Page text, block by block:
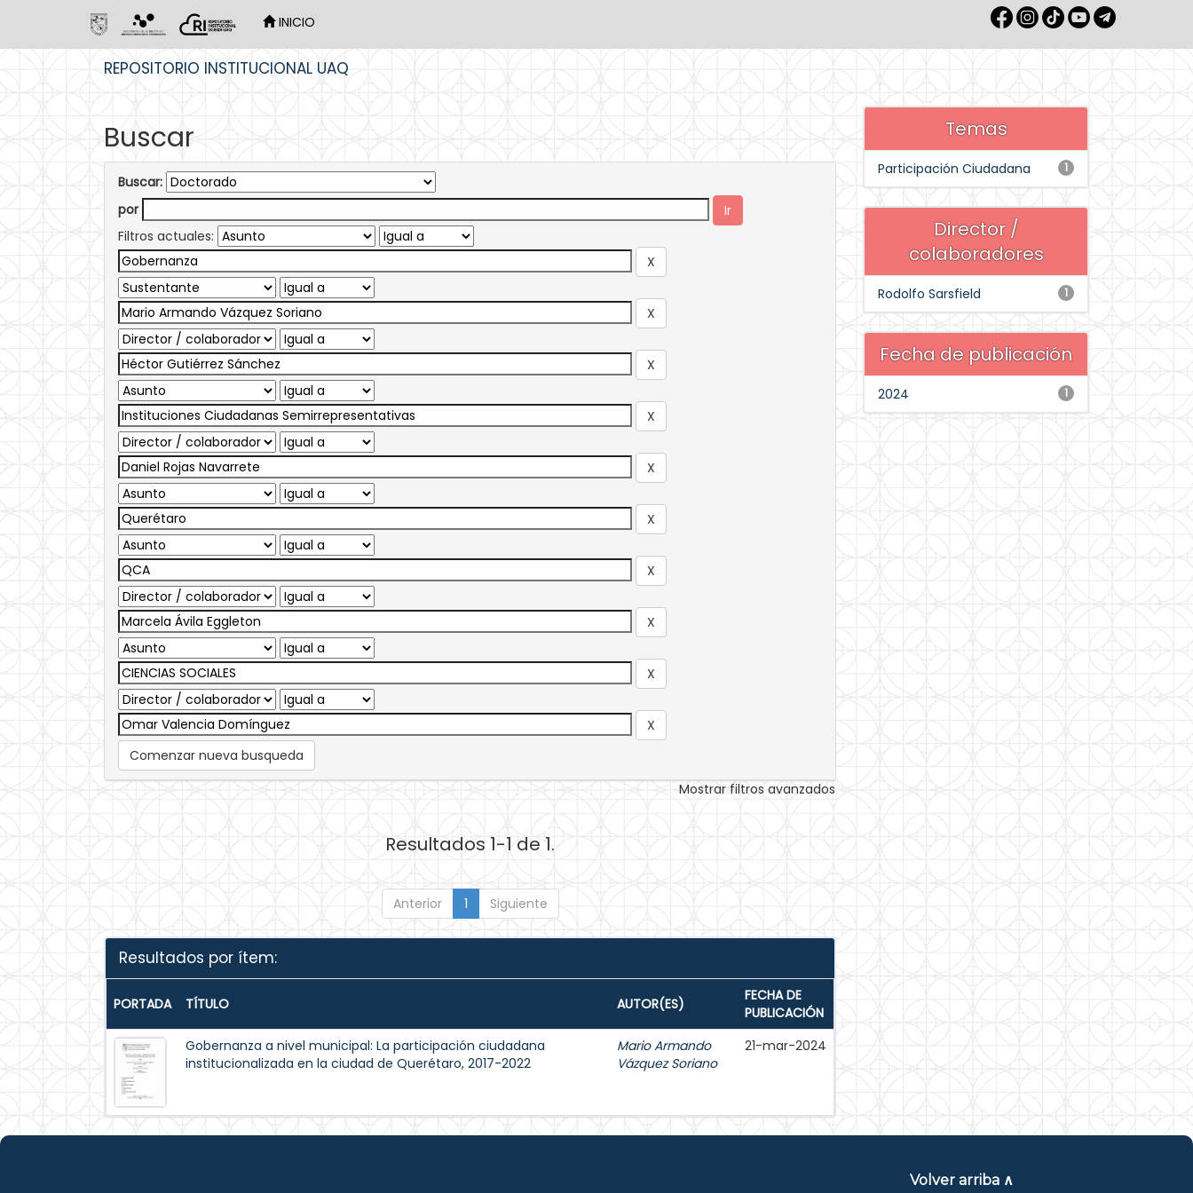
INICIO
REPOSITORIO INSTITUCIONAL UAQ
Buscar
Buscar:
por
Filtros actuales:
Comenzar nueva busqueda
Mostrar filtros avanzados
Resultados 1-1 de 1.
Anterior 1 Siguiente
Resultados por ítem:
PORTADA TÍTULO AUTOR(ES)
FECHA DE
PUBLICACIÓN
Gobernanza a nivel municipal: La participación ciudadana
institucionalizada en la ciudad de Querétaro, 2017-2022
Mario Armando
Vázquez Soriano
21-mar-2024
Temas
1
Participación Ciudadana
Director /
colaboradores
1
Rodolfo Sarsfield
Fecha de publicación
1
2024
Volver arriba ∧